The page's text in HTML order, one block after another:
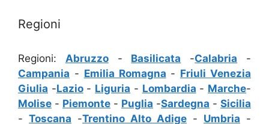
Regioni
Regioni: Abruzzo- Basilicata -Calabria -
Campania - Emilia Romagna - Friuli Venezia
Giulia -Lazio- Liguria - Lombardia - Marche-
Molise - Piemonte - Puglia -Sardegna - Sicilia
- Toscana -Trentino Alto Adige - Umbria -